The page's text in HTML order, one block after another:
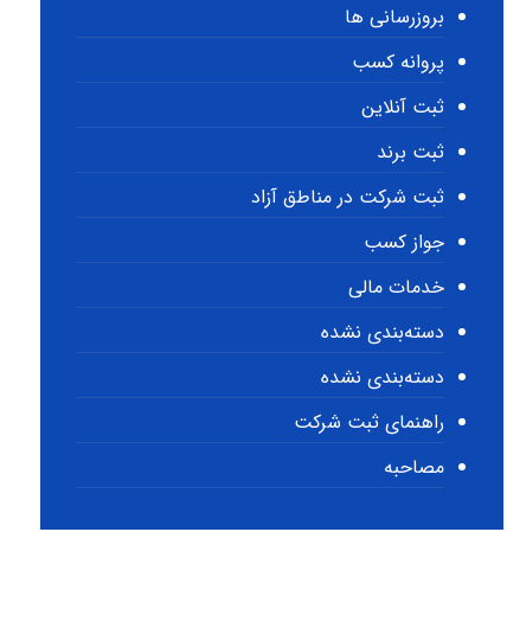
بروزرسانی ها
پروانه کسب
ثبت آنلاین
ثبت برند
ثبت شرکت در مناطق آزاد
جواز کسب
خدمات مالی
دسته‌بندی نشده
دسته‌بندی نشده
راهنمای ثبت شرکت
مصاحبه